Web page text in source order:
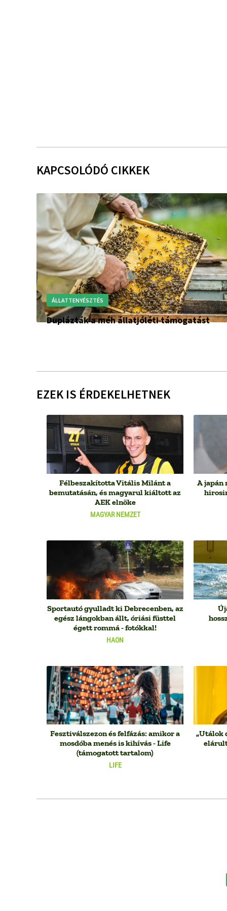
KAPCSOLÓDÓ CIKKEK
ÁLLATTENYÉSZTÉS
Duplázták a méh állatjóléti támogatást
EZEK IS ÉRDEKELHETNEK
MAGYAR NEMZET
Félbeszakította Vitális Milánt a
bemutatásán, és magyarul kiáltott az
AEK elnöke
A japán
HAON
Sportautó gyulladt ki Debrecenben, az
egész lángokban állt, óriási füsttel
égett rommá - fotókkal!
LIFE
Fesztiválszezon és felfázás: amikor a
mosdóba menés is kihívás - Life
(támogatott tartalom)
„Utálok